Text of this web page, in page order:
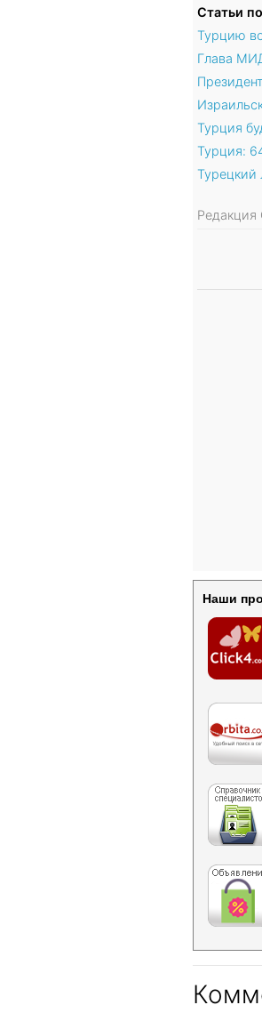
Статьи
Турцию
Глава
Турция
Турция:
Турецкий
Редакция
Наши